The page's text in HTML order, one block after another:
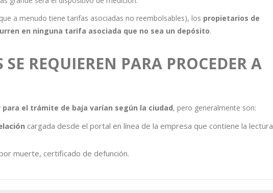
a menudo tiene tarifas asociadas no reembolsables), los propietarios de
en ninguna tarifa asociada que no sea un depósito.
REQUIEREN PARA PROCEDER A
el trámite de baja varían según la ciudad, pero generalmente son:
cargada desde el portal en línea de la empresa que contiene la lectura
muerte, certificado de defunción.